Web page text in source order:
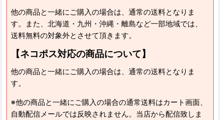
他の商品と一緒にご購入の場合は、通常の送料となりま
す。また、北海道・九州・沖縄・離島など一部地域では、
送料無料の対象外とさせて頂きます。
【ネコポス対応の商品について】
他の商品と一緒にご購入の場合は、通常の送料となりま
す。
※他の商品と一緒にご購入の場合の通常送料はカート画面、
自動配信メールでは反映されません。当店から配信致しま